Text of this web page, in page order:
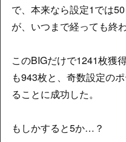
で、本来なら設定1では
が、いつまで経っても終
このBIGだけで1241枚獲
も943枚と、奇数設定の
ることに成功した。
もしかすると5か…？